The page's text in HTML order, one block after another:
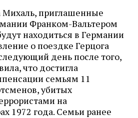
Михаль, приглашенные
Франком-Вальтером
находиться в Германии
о поездке Герцога
день после того,
что достигла
семьям 11
убитых
на
1972 года. Семьи ранее